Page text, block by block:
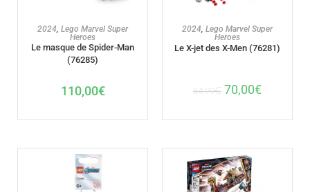
AJOUTER AU PANIER
2024 Lego Marvel Super
Heroes
Le masque de Spider-Man
(76285)
110,00€
AJOUTER AU PANIER
2024 Lego Marvel Super
Heroes
Le X-jet des X-Men (76281)
84,99€ 70,00€